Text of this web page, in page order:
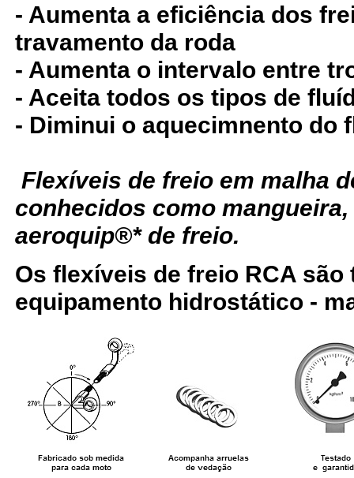
- Aumenta a eficiência dos
travamento da roda
- Aumenta o intervalo entre
- Aceita todos os tipos de
- Diminui o aquecimnento do
Flexíveis de freio em malha
conhecidos como
aeroquip®* de freio.
Os flexíveis de freio RCA são
equipamento hidrostático -